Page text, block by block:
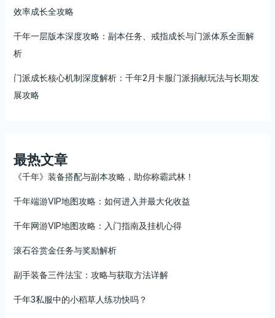
效率成长全攻略
千年一层版本深度攻略：副本任务、戒指成长与门派体系全面解
析
门派成长核心机制深度解析：千年2月卡服门派捐献玩法与长期发
展攻略
最热文章
《千年》装备搭配与副本攻略，助你称霸武林！
千年端游VIP地图攻略：如何进入并最大化收益
千年网游VIP地图攻略：入门指南及挂机心得
滚石谷赏金任务与奖励解析
副手装备三件法宝：攻略与获取方法详解
千年3私服中的小稻草人练功快吗？